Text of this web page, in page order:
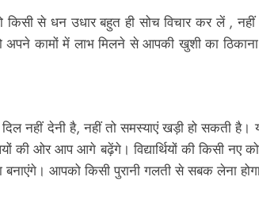
से धन उधार बहुत ही सोच विचार कर लें ,
कामों में लाभ मिलने से आपकी खुशी का ठिकाना
देनी है, नहीं तो समस्याएं खड़ी हो सकती है।
की ओर आप आगे बढ़ेंगे। विद्यार्थियों की किसी नए
आपको किसी पुरानी गलती से सबक लेना